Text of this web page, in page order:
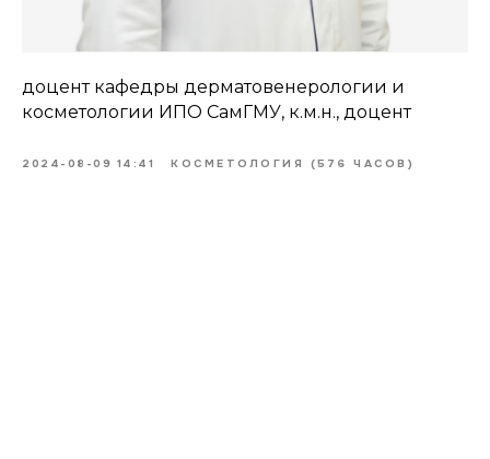
доцент кафедры дерматовенерологии и
косметологии ИПО СамГМУ, к.м.н., доцент
2024-08-09 14:41 КОСМЕТОЛОГИЯ (576 ЧАСОВ)